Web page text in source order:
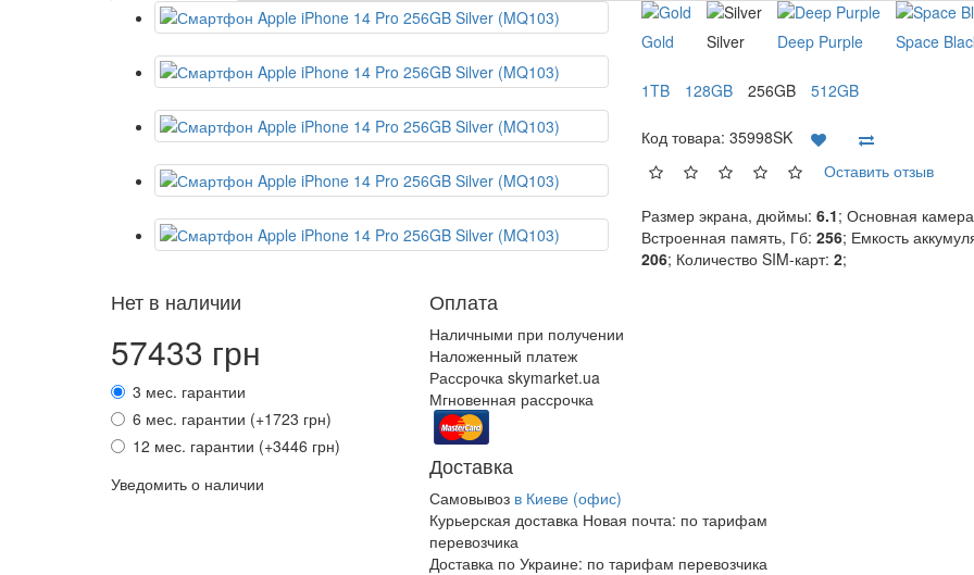
Gold Silver Deep Purple Space
1TB 128GB 256GB 512GB
Код товара: 35998SK
Оставить отзыв
Размер экрана, дюймы: 6.1; Основная
Встроенная память, Гб: 256; Емкость
206; Количество SIM-карт: 2;
Нет в наличии
57433 грн
3 мес. гарантии
6 мес. гарантии (+1723 грн)
12 мес. гарантии (+3446 грн)
Уведомить о наличии
Оплата
Наличными при получении
Наложенный платеж
Рассрочка skymarket.ua
Мгновенная рассрочка
Доставка
Самовывоз в Киеве (офис)
Курьерская доставка Новая почта: по тарифам
перевозчика
Доставка по Украине: по тарифам перевозчика